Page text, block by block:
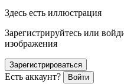
Здесь есть иллюстрация
Зарегистрируйтесь или
изображения
Зарегистрироваться
Есть аккаунт? Войти